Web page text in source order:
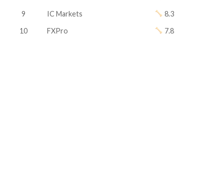
9
IC Markets
8.3
10
FXPro 7.8